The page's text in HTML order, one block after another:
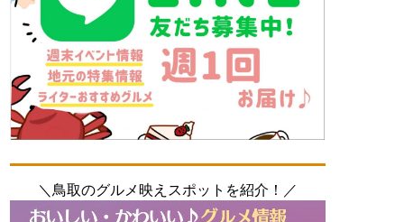
＼鳥取のグルメ映えスポットを紹介！／